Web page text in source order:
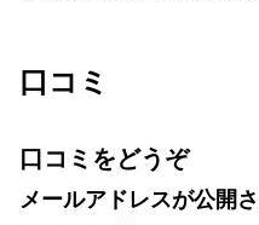
ょう。投票すれば、50名様にク
オカードと大村マイルが20ポイ...
口コミ
口コミをどうぞ
メールアドレスが公開